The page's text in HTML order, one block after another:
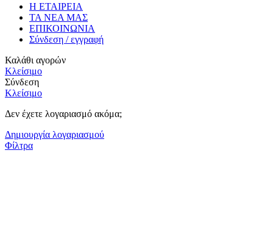
Η ΕΤΑΙΡΕΙΑ
ΤΑ ΝΕΑ ΜΑΣ
ΕΠΙΚΟΙΝΩΝΙΑ
Σύνδεση / εγγραφή
Καλάθι αγορών
Κλείσιμο
Σύνδεση
Κλείσιμο
Δεν έχετε λογαριασμό ακόμα;
Δημιουργία λογαριασμού
Φίλτρα